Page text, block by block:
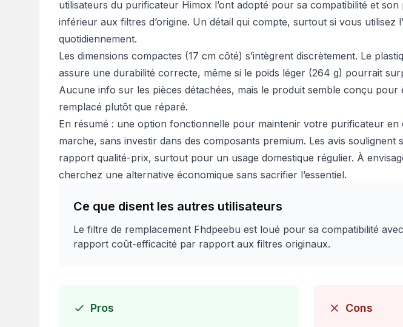
utilisateurs du purificateur Himox l’ont adopté pour sa compatibilité et son
inférieur aux filtres d’origine. Un détail qui compte, surtout si vous utilisez
quotidiennement.
Les dimensions compactes (17 cm côté) s’intègrent discrètement. Le
assure une durabilité correcte, même si le poids léger (264 g) pourrait
Aucune info sur les pièces détachées, mais le produit semble conçu pour
remplacé plutôt que réparé.
En résumé : une option fonctionnelle pour maintenir votre purificateur en
marche, sans investir dans des composants premium. Les avis soulignent
rapport qualité-prix, surtout pour un usage domestique régulier. À
cherchez une alternative économique sans sacrifier l’essentiel.
Ce que disent les autres utilisateurs
Le filtre de remplacement Fhdpeebu est loué pour sa compatibilité
rapport coût-efficacité par rapport aux filtres originaux.
Pros Cons